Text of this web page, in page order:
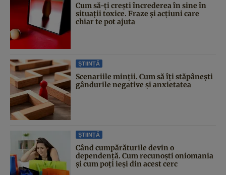
Cum să-ți crești încrederea în sine în
situații toxice. Fraze și acțiuni care
chiar te pot ajuta
ȘTIINȚĂ
Scenariile minții. Cum să îți stăpânești
gândurile negative și anxietatea
ȘTIINȚĂ
Când cumpărăturile devin o
dependență. Cum recunoști oniomania
și cum poți ieși din acest cerc